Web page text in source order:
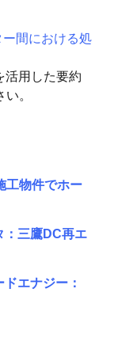
間における処
活用した要約
。
工物件でホー
：三鷹DC再エ
エナジー：